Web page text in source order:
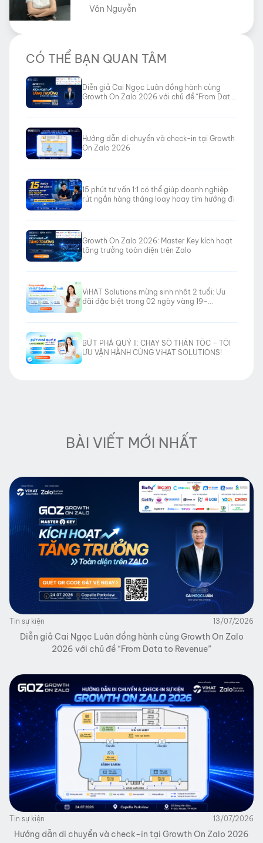
Vân Nguyễn
CÓ THỂ BẠN QUAN TÂM
Diễn giả Cai Ngọc Luân đồng hành cùng
Growth On Zalo 2026 với chủ đề “From Data
Hướng dẫn di chuyển và check-in tại Growth
On Zalo 2026
15 phút tư vấn 1:1 có thể giúp doanh nghiệp
rút ngắn hàng tháng loay hoay tìm hướng đi
Growth On Zalo 2026: Master Key kích hoạt
tăng trưởng toàn diện trên Zalo
ViHAT Solutions mừng sinh nhật 2 tuổi: Ưu
đãi đặc biệt trong 02 ngày vàng 19–
BỨT PHÁ QUÝ II: CHẠY SỐ THẦN TỐC – TỐI
ƯU VẬN HÀNH CÙNG ViHAT SOLUTIONS!
BÀI VIẾT MỚI NHẤT
Tin sự kiện 13/07/2026
Diễn giả Cai Ngọc Luân đồng hành cùng Growth On Zalo
2026 với chủ đề “From Data to Revenue”
Tin sự kiện 13/07/2026
Hướng dẫn di chuyển và check-in tại Growth On Zalo 2026